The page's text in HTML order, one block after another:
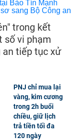
trong kết
số vi phạm
an tiếp tục xử
PNJ chỉ mua lại
vàng, kim cương
trong 2h buổi
chiều, giữ lịch
trả tiền tối đa
120 ngày